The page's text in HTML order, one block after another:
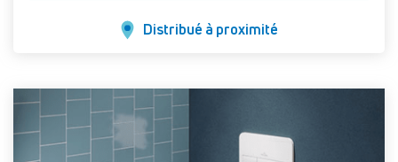
Distribué à proximité